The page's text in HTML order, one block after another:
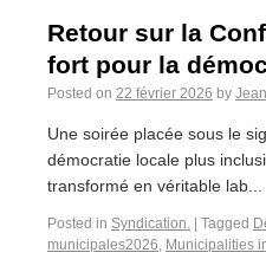
Retour sur la
fort pour la
Posted on 22 février 2026 by
Une soirée placée sous le
démocratie locale plus
transformé en véritable lab...
Posted in Syndication. Tagged
municipales2026, Municipalities